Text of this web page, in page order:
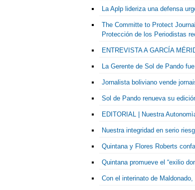
La Aplp lideriza una defensa
The Committe to Protect
Protección de los Periodistas
ENTREVISTA A GARCÍA
La Gerente de Sol de Pando
Jornalista boliviano vende
Sol de Pando renueva su
EDITORIAL | Nuestra
Nuestra integridad en serio
Quintana y Flores Roberts
Quintana promueve el “exilio
Con el interinato de